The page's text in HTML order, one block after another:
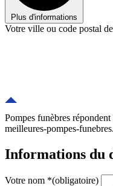
Plus d'informations
Votre ville ou code postal
Pompes funèbres
meilleures-pompes-
Informations du
Votre nom *(obligatoire)